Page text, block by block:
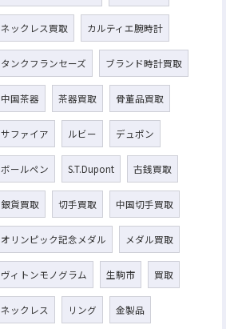
ネックレス買取 カルティエ腕時計
タンクフランセーズ ブランド時計買取
中国茶器 茶器買取 骨董品買取
サファイア ルビー デュポン
ボールペン S.T.Dupont 古銭買取
銀貨買取 切手買取 中国切手買取
オリンピック記念メダル メダル買取
ヴィトンモノグラム 生駒市 買取
ネックレス リング 金製品